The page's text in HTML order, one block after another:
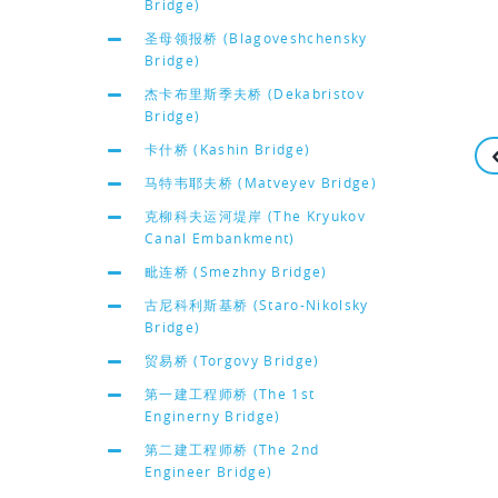
Bridge)
圣母领报桥 (Blagoveshchensky
Bridge)
杰卡布里斯季夫桥 (Dekabristov
Bridge)
卡什桥 (Kashin Bridge)
马特韦耶夫桥 (Matveyev Bridge)
克柳科夫运河堤岸 (The Kryukov
Canal Embankment)
毗连桥 (Smezhny Bridge)
古尼科利斯基桥 (Staro-Nikolsky
Bridge)
贸易桥 (Torgovy Bridge)
第一建工程师桥 (The 1st
Enginerny Bridge)
第二建工程师桥 (The 2nd
Engineer Bridge)